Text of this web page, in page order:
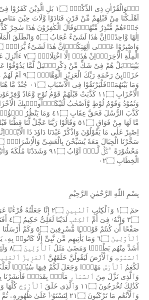
صٓۗوَالْقُرْاٰنِ ذِى الذِّكْرِۗ ١۝ بَلِ الَّذِيْنَ كَفَرُوْا فِىْ
اَهْلَـكْنَا مِنْ قَبْلِهِمْ مِّنْ قَرْنٍ فَنَادَوْا وَّلَاتَ حِيْنَ مَنَاصٍ
جَاۤءَهُمْ مُّنْذِرٌ مِّنْهُمْۖوَقَالَ الْكٰفِرُوْنَ هٰذَا سٰحِرٌ
اِلٰهًا وَّاحِدًاۖاِنَّ هٰذَا لَشَىْءٌ عُجَابٌ ٥۝ وَانْطَلَقَ
وَاصْبِرُوْا
عَلٰۤى اٰلِهَتِكُمْۖاِنَّ هٰذَا لَشَىْءٌ يُّرَادُۖ
الْمِلَّةِ
الْاٰخِرَةِۖاِنْ هٰذَاۤ اِلَّا اخْتِلَاقٌۚ ٧۝ ءَاُنْزِلَ
بَيْنِنَاۗبَلْ هُمْ فِىْ شَكٍّ مِّنْ ذِكْرِىْۚبَلْ لَّمَّا يَذُوْقُوْا
خَزَاۤٮِٕنُ رَحْمَةِ رَبِّكَ الْعَزِيْزِ الْوَهَّابِۚ ٩۝ اَمْ لَهُمْ
وَمَا بَيْنَهُمَاۗفَلْيَرْتَقُوْا فِى الْاَسْبَابِ ٠١۝ جُنْدٌ مَّا
الْاَحْزَابِ ١١۝ كَذَّبَتْ قَبْلَهُمْ قَوْمُ نُوْحٍ وَّعَادٌ
وَثَمُوْدُ وَقَوْمُ لُوْطٍ وَّاَصْحٰبُ لْئَیْكَةِۗاُولٰۤٮِٕكَ
كَذَّبَ
الرُّسُلَ فَحَقَّ عِقَابِ ٤١۝ وَمَا يَنْظُرُ
مَّا لَهَا مِنْ فَوَاقٍ ٥١۝ وَقَالُوْا رَبَّنَا عَجِّلْ لَّنَا قِطَّنَا
اِصْبِرْ عَلٰى مَا يَقُوْلُوْنَ وَاذْكُرْ عَبْدَنَا دَاوٗدَ ذَا
سَخَّرْنَا
الْجِبَالَ مَعَهٗ يُسَبِّحْنَ بِالْعَشِىِّ وَالْاِشْرَاقِۙ
مَحْشُوْرَةً
ۗكُلٌّ لَّـهٗۤ اَوَّابٌ ٩١۝ وَشَدَدْنَا مُلْكَهٗ
الْخِطَابِ ٠٢۝
بِسْمِ اللّٰهِ الرَّحْمٰنِ الرَّحِيْمِ
حمٓ ١۝ وَٱلْكِتَٰبِ ٱلْمُبِينِ ٢۝ إِنَّا جَعَلْنَٰهُ قُرْءَٰنًا
٣۝ وَإِنَّهُۥ فِىٓ أُمِّ ٱلْكِتَٰبِ لَدَيْنَا لَعَلِىٌّ حَكِيمٌ ٤۝
صَفْحًا أَن كُنتُمْ قَوْمًۭا مُّسْرِفِينَ ٥۝ وَكَمْ أَرْسَلْنَا
ٱلْأَوَّلِينَ ٦۝ وَمَا يَأْتِيهِم مِّن نَّبِىٍّ إِلَّا كَانُوا۟ بِهِۦ
أَشَدَّ مِنْهُم بَطْشًۭا وَمَضَىٰ مَثَلُ ٱلْأَوَّلِينَ ٨۝
ٱلسَّمَٰوَٰتِ وَٱلْأَرْضَ لَيَقُولُنَّ خَلَقَهُنَّ ٱلْعَزِيزُ
لَكُغمُ ٱلْأَرْضَ مَهْدًۭا وَجَعَلَ لَكُمْ فِيهَا سُبُلًۭا
وَٱلَّذِى نَزَّلَ مِنَ ٱلسَّمَآءِ مَآءًۢ بِقَدَرٍۢ فَأَنشَرْنَا
كَذَٰلِكَ تُخْرَجُونَ ١١۝ وَٱلَّذِى خَلَقَ ٱلْأَزْوَٰجَ كُلَّهَا
وَٱلْأَنْعَٰمِ مَا تَرْكَبُونَ ٢١۝ لِتَسْتَوُۥا۟ عَلَىٰ ظُهُورِهِۦ ثُمَّ